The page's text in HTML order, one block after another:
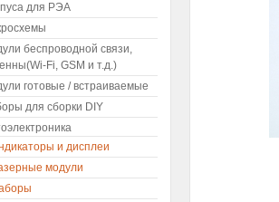
для РЭА
беспроводной связи,
Fi, GSM и т.д.)
готовые / встраиваемые
для сборки DIY
и дисплеи
модули